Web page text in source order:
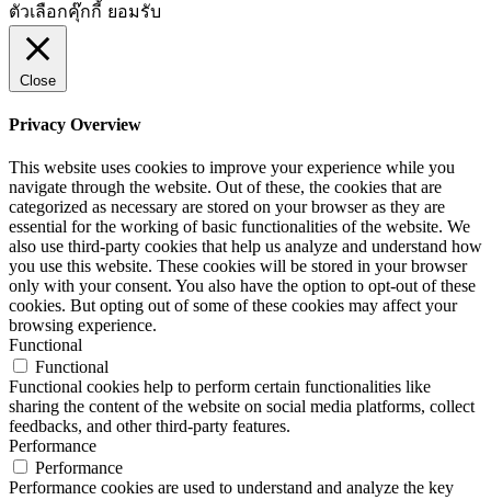
ตัวเลือกคุ๊กกี้ ยอมรับ
Close
Privacy Overview
This website uses cookies to improve your experience while you
navigate through the website. Out of these, the cookies that are
categorized as necessary are stored on your browser as they are
essential for the working of basic functionalities of the website. We
also use third-party cookies that help us analyze and understand how
you use this website. These cookies will be stored in your browser
only with your consent. You also have the option to opt-out of these
cookies. But opting out of some of these cookies may affect your
browsing experience.
Functional
Functional
Functional cookies help to perform certain functionalities like
sharing the content of the website on social media platforms, collect
feedbacks, and other third-party features.
Performance
Performance
Performance cookies are used to understand and analyze the key